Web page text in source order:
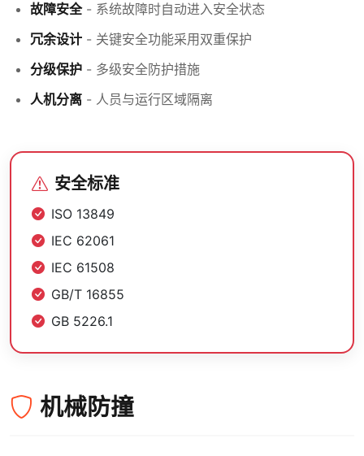
故障安全- 系统故障时自动进入安全状态
冗余设计 - 关键安全功能采用双重保护
分级保护 - 多级安全防护措施
人机分离 - 人员与运行区域隔离
安全标准
ISO 13849
IEC 62061
IEC 61508
GB/T 16855
GB 5226.1
机械防撞